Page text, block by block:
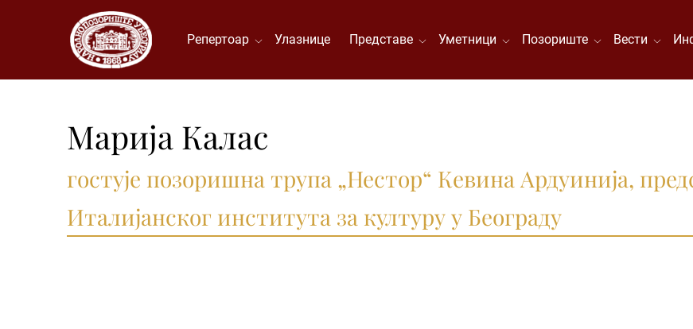
Репертоар Улазнице Представе Уметници Позориште Вести
Марија Калас
гостује позоришна трупа „Нестор“ Кевина Ардуинија,
Италијанског института за културу у Београду